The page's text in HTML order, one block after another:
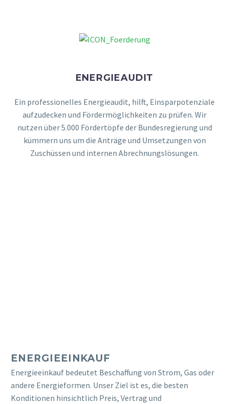
ENERGIEAUDIT
Ein professionelles Energieaudit, hilft, Einsparpotenziale
aufzudecken und Fördermöglichkeiten zu prüfen. Wir
nutzen über 5.000 Fördertöpfe der Bundesregierung und
kümmern uns um die Anträge und Umsetzungen von
Zuschüssen und internen Abrechnungslösungen.
ENERGIEEINKAUF
Energieeinkauf bedeutet Beschaffung von Strom, Gas oder
andere Energieformen. Unser Ziel ist es, die besten
Konditionen hinsichtlich Preis, Vertrag und